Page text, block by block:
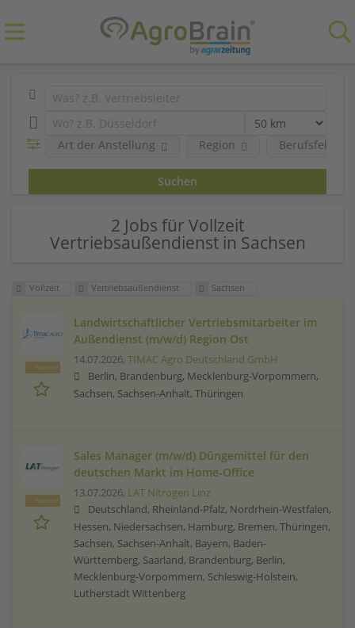
Art der Anstellung Region Berufsfeld
2 Jobs für Vollzeit
Vertriebsaußendienst in Sachsen
Vollzeit Vertriebsaußendienst Sachsen
Featured
Landwirtschaftlicher Vertriebsmitarbeiter im
Außendienst (m/w/d) Region Ost
14.07.2026, TIMAC Agro Deutschland GmbH
Berlin, Brandenburg, Mecklenburg-Vorpommern,
Sachsen, Sachsen-Anhalt, Thüringen
Featured
Sales Manager (m/w/d) Düngemittel für den
deutschen Markt im Home-Office
13.07.2026, LAT Nitrogen Linz
Deutschland, Rheinland-Pfalz, Nordrhein-Westfalen,
Hessen, Niedersachsen, Hamburg, Bremen, Thüringen,
Sachsen, Sachsen-Anhalt, Bayern, Baden-
Württemberg, Saarland, Brandenburg, Berlin,
Mecklenburg-Vorpommern, Schleswig-Holstein,
Lutherstadt Wittenberg